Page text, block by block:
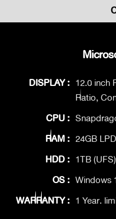
DISPLAY : 12.0 inch
Ratio,
CPU :
RAM : 24GB
HDD : 1TB (UFS)
OS : Windows
WARRANTY : 1 Year.